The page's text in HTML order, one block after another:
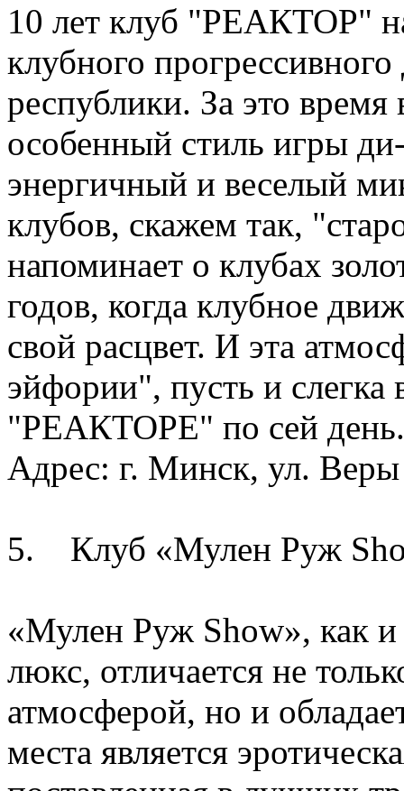
10 лет клуб "РЕАКТОР"
клубного
республики. За это время
особенный стиль игры
энергичный и веселый
клубов, скажем так,
напоминает о клубах
годов, когда клубное
свой расцвет. И эта
эйфории", пусть и слегка
"РЕАКТОРЕ" по сей день.
Адрес: г. Минск, ул.
5. Клуб «Мулен Руж
«Мулен Руж Show», как
люкс, отличается не
атмосферой, но и
места является